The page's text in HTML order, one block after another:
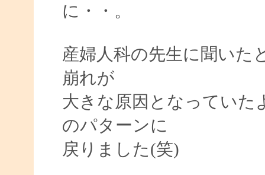
に・・。
産婦人科の先生に聞いた
崩れが
大きな原因となっていた
のパターンに
戻りました(笑)